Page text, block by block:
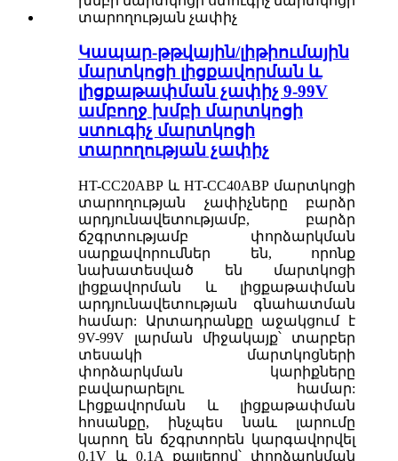
Կապար-թթվային/լիթիումային
մարտկոցի լիցքավորման և
լիցքաթափման չափիչ 9-99V
ամբողջ խմբի մարտկոցի
ստուգիչ մարտկոցի
տարողության չափիչ
HT-CC20ABP և HT-CC40ABP մարտկոցի
տարողության չափիչները բարձր
արդյունավետությամբ, բարձր
ճշգրտությամբ փորձարկման
սարքավորումներ են, որոնք
նախատեսված են մարտկոցի
լիցքավորման և լիցքաթափման
արդյունավետության գնահատման
համար: Արտադրանքը աջակցում է
9V-99V լարման միջակայք՝ տարբեր
տեսակի մարտկոցների
փորձարկման կարիքները
բավարարելու համար:
Լիցքավորման և լիցքաթափման
հոսանքը, ինչպես նաև լարումը
կարող են ճշգրտորեն կարգավորվել
0.1V և 0.1A քայլերով՝ փորձարկման